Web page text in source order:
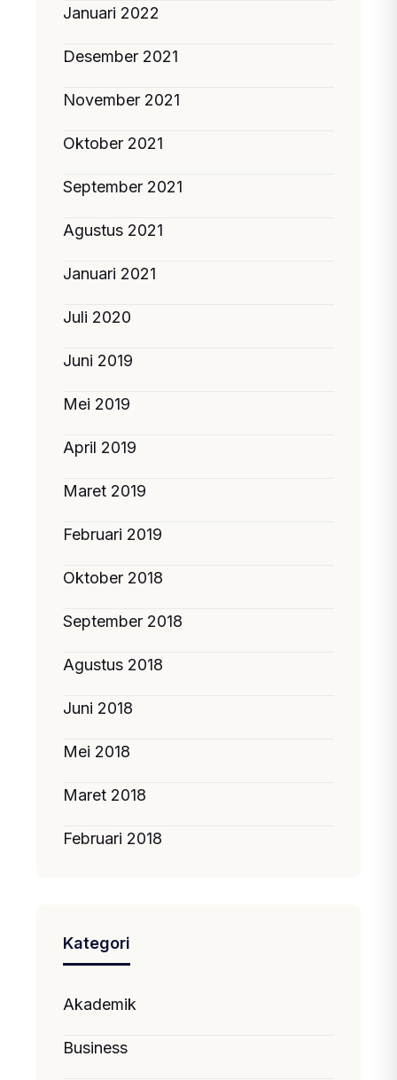
Januari 2022
Desember 2021
November 2021
Oktober 2021
September 2021
Agustus 2021
Januari 2021
Juli 2020
Juni 2019
Mei 2019
April 2019
Maret 2019
Februari 2019
Oktober 2018
September 2018
Agustus 2018
Juni 2018
Mei 2018
Maret 2018
Februari 2018
Kategori
Akademik
Business